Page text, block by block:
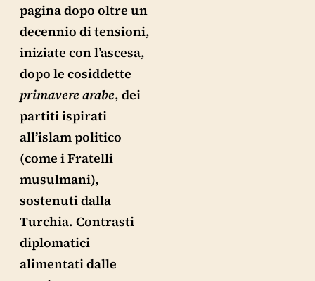
pagina dopo oltre un
decennio di tensioni,
iniziate con l’ascesa,
dopo le cosiddette
primavere arabe, dei
partiti ispirati
all’islam politico
(come i Fratelli
musulmani),
sostenuti dalla
Turchia. Contrasti
diplomatici
alimentati dalle